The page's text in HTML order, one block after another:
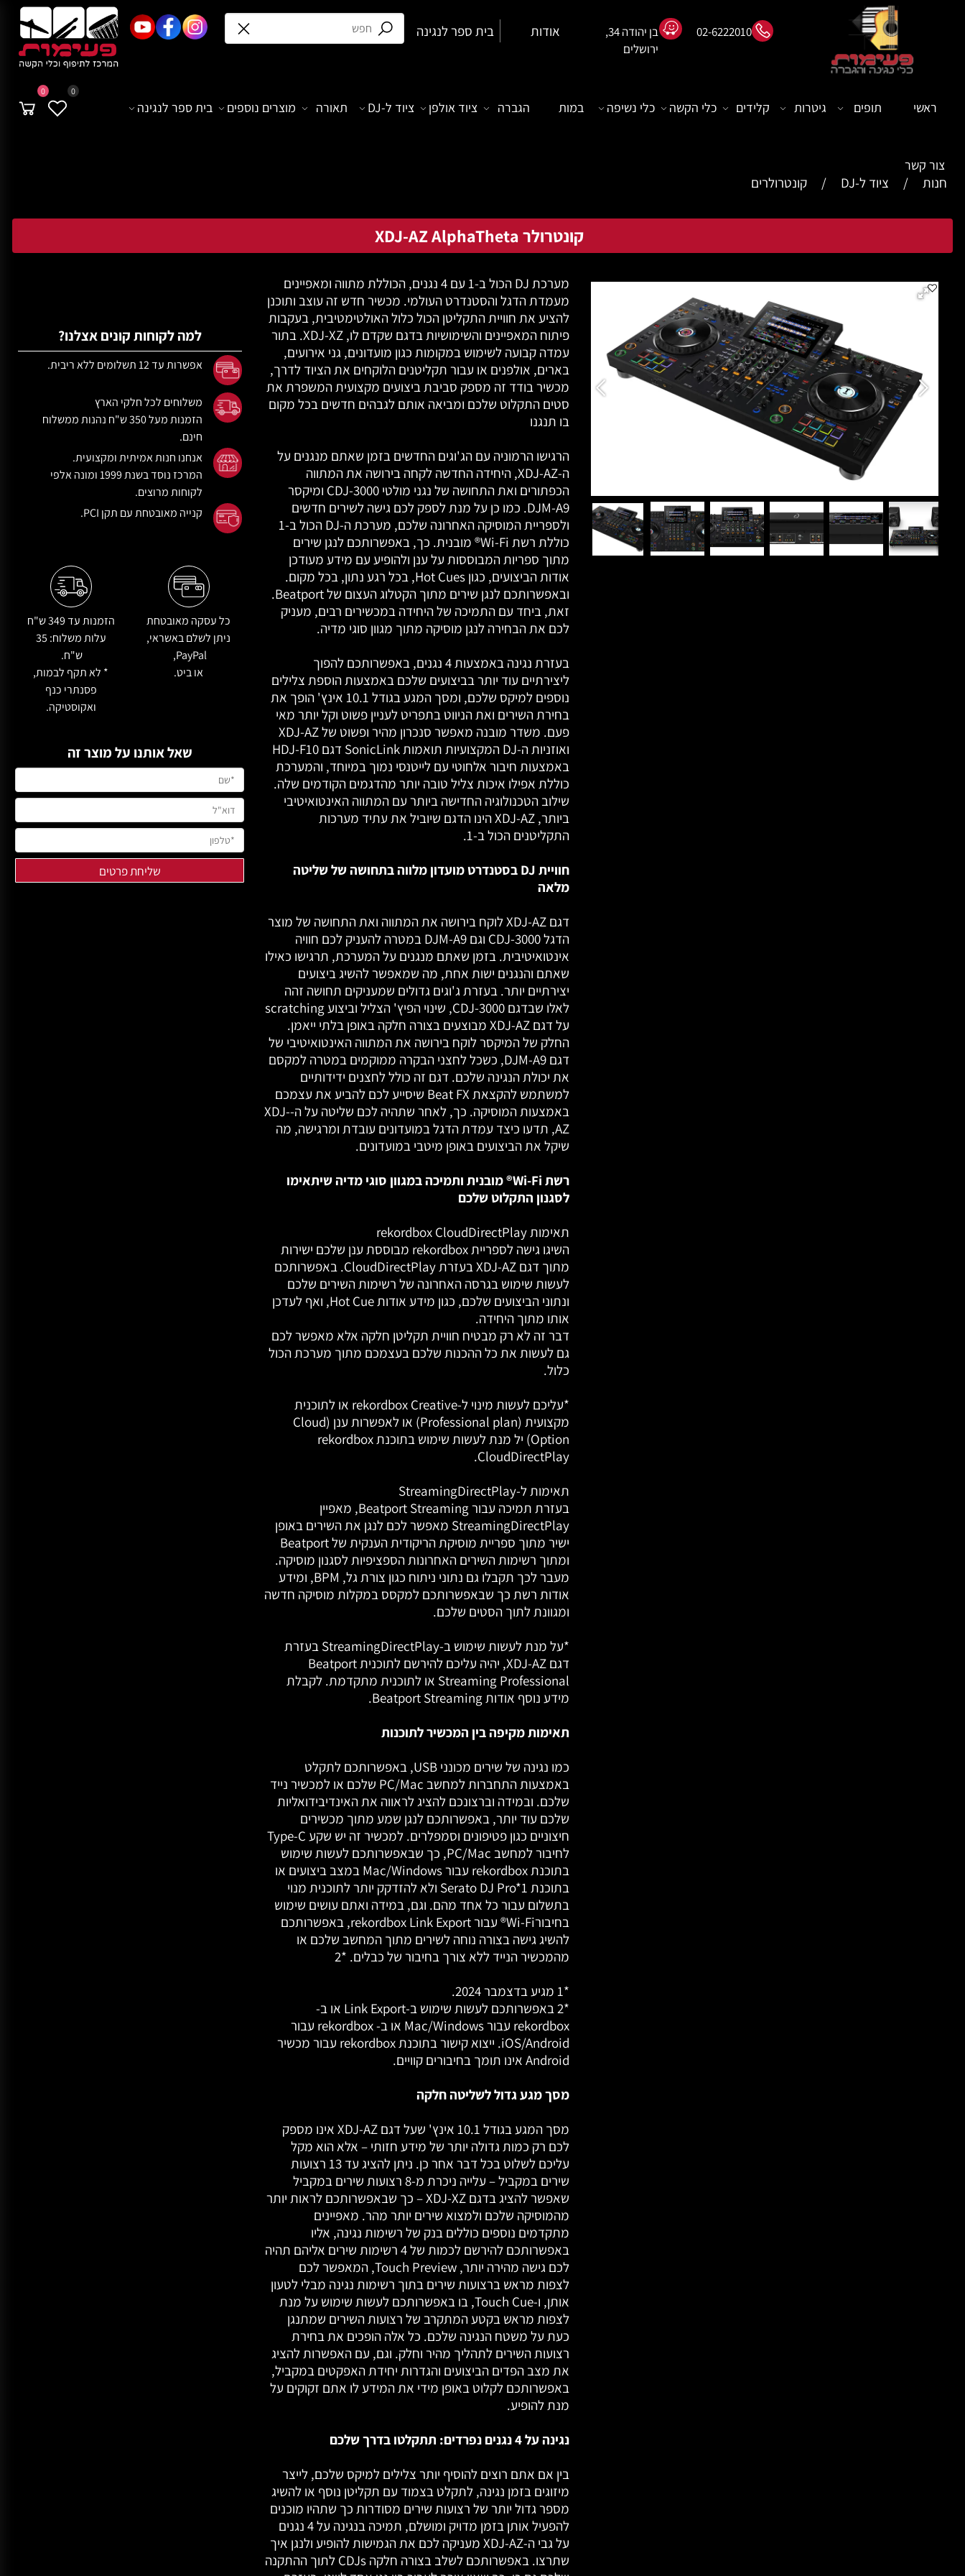
02-6222010
בן יהודה 34,
ירושלים
אודות בית ספר לנגינה
0 0
ראשי תופים גיטרות קלידים כלי הקשה כלי נשיפה במות הגברה ציוד אולפן ציוד ל-DJ תאורה מוצרים נוספים בית ספר לנגינה
צור קשר
חנות / ציוד ל-DJ / קונטרולרים
קונטרולר XDJ-AZ AlphaTheta
מערכת DJ הכול ב-1 עם 4 נגנים, הכוללת מתווה ומאפיינים
מעמדת הדגל והסטנדרט העולמי. מכשיר חדש זה עוצב ותוכנן
להציע את חוויית התקליטן הכול כלול האולטימטיבית, בעקבות
פיתוח המאפיינים והשימושיות בדגם שקדם לו, XDJ-XZ. בתור
עמדה קבועה לשימוש במקומות כגון מועדונים, גני אירועים,
בארים, אולפנים או עבור תקליטנים הלוקחים את הציוד לדרך,
מכשיר בודד זה מספק סביבת ביצועים מקצועית המשפרת את
סטים התקלוט שלכם ומביאה אותם לגבהים חדשים בכל מקום
בו תנגנו
הרגישו הרמוניה עם הג'וגים החדשים בזמן שאתם מנגנים על
ה-XDJ-AZ, היחידה החדשה לקחה בירושה את המתווה
הכפתורים ואת התחושה של נגני מולטי CDJ-3000 ומיקסר
DJM-A9. כמו כן על מנת לספק לכם גישה לשירים חדשים
ולספריית המוסיקה האחרונה שלכם, מערכת ה-DJ הכול ב-1
כוללת רשת Wi-Fi® מובנית. כך, באפשרותכם לנגן שירים
מתוך ספריות המבוססות על ענן ולהופיע עם מידע מעודכן
אודות הביצועים, כגון Hot Cues, בכל רגע נתון, בכל מקום.
ובאפשרותכם לנגן שירים מתוך הקטלוג העצום של Beatport.
זאת, ביחד עם התמיכה של היחידה במכשירים רבים, מעניק
לכם את הבחירה לנגן מוסיקה מתוך מגוון סוגי מדיה.
בעזרת נגינה באמצעות 4 נגנים, באפשרותכם להפוך
ליצירתיים עוד יותר בביצועים שלכם באמצעות הוספת צלילים
נוספים למיקס שלכם, ומסך המגע בגודל 10.1 אינץ' הופך את
בחירת השירים ואת הניווט בתפריט לעניין פשוט וקל יותר מאי
פעם. משדר מובנה מאפשר סנכרון מהיר ופשוט של XDJ-AZ
ואוזניות ה-DJ המקצועיות תואמות SonicLink דגם HDJ-F10
באמצעות חיבור אלחוטי עם לייטנסי נמוך במיוחד, והמערכת
כוללת אפילו איכות צליל טובה יותר מהדגמים הקודמים שלה.
שילוב הטכנולוגיה החדישה ביותר עם המתווה האינטואיטיבי
ביותר, XDJ-AZ הינו הדגם שיוביל את עתיד מערכות
התקליטנים הכול ב-1.
חוויית DJ בסטנדרט מועדון מלווה בתחושה של שליטה
מלאה
דגם XDJ-AZ לוקח בירושה את המתווה ואת התחושה של מוצר
הדגל CDJ-3000 וגם DJM-A9 במטרה להעניק לכם חוויה
אינטואיטיבית. בזמן שאתם מנגנים על המערכת, תרגישו כאילו
שאתם והנגנים ישות אחת, מה שמאפשר להשיג ביצועים
יצירתיים יותר. בעזרת ג'וגים גדולים שמעניקים תחושה זהה
לאלו שבדגם CDJ-3000, שינוי הפיץ' הצליל וביצוע scratching
על דגם XDJ-AZ מבוצעים בצורה חלקה באופן בלתי ייאמן.
החלק של המיקסר לוקח בירושה את המתווה האינטואיטיבי של
דגם DJM-A9, כשכל לחצני הבקרה ממוקמים במטרה למקסם
את יכולת הנגינה שלכם. דגם זה כולל לחצנים ידידותיים
למשתמש להקצאת Beat FX שיסייע לכם להביע את עצמכם
באמצעות המוסיקה. כך, לאחר שתהיה לכם שליטה על ה-XDJ-
AZ, תדעו כיצד עמדת הדגל במועדונים עובדת ומרגישה, מה
שיקל את הביצועים באופן מיטבי במועדונים.
רשת Wi-Fi® מובנית ותמיכה במגוון סוגי מדיה שיתאימו
לסגנון התקלוט שלכם
תאימות rekordbox CloudDirectPlay
השיגו גישה לספריית rekordbox מבוססת ענן שלכם ישירות
מתוך דגם XDJ-AZ בעזרת CloudDirectPlay. באפשרותכם
לעשות שימוש בגרסה האחרונה של רשימות השירים שלכם
ונתוני הביצועים שלכם, כגון מידע אודות Hot Cue, ואף לעדכן
אותו מתוך היחידה.
דבר זה לא רק מבטיח חוויית תקליטן חלקה אלא מאפשר לכם
גם לעשות את כל ההכנות שלכם בעצמכם מתוך מערכת הכול
כלול.
*עליכם לעשות מינוי ל-rekordbox Creative או לתוכנית
מקצועית (Professional plan) או לאפשרות ענן (Cloud
Option) יל מנת לעשות שימוש בתוכנת rekordbox
CloudDirectPlay.
תאימות ל-StreamingDirectPlay
בעזרת תמיכה עבור Beatport Streaming, מאפיין
StreamingDirectPlay מאפשר לכם לנגן את השירים באופן
ישיר מתוך ספריית מוסיקת הריקודית הענקית של Beatport
ומתוך רשימות השירים האחרונות הספציפיות לסגנון מוסיקה.
מעבר לכך תקבלו גם נתוני ניתוח כגון צורת גל, BPM, ומידע
אודות רשת כך שבאפשרותכם למקסס במקלות מוסיקה חדשה
ומגוונת לתוך הסטים שלכם.
*על מנת לעשות שימוש ב-StreamingDirectPlay בעזרת
דגם XDJ-AZ, יהיה עליכם להירשם לתוכנית Beatport
Streaming Professional או לתוכנית מתקדמת. לקבלת
מידע נוסף אודות Beatport Streaming.
תאימות מקיפה בין המכשיר לתוכנות
כמו נגינה של שירים מכונני USB, באפשרותכם לתקלט
באמצעות התחברות למחשב PC/Mac שלכם או למכשיר נייד
שלכם. ובמידה וברצונכם להציג לראווה את האינדיבידואליות
שלכם עוד יותר, באפשרותכם לנגן שמע מתוך מכשירים
חיצוניים כגון פטיפונים וסמפלרים. למכשיר זה יש שקע Type-C
לחיבור למחשב PC/Mac, כך שבאפשרותכם לעשות שימוש
בתוכנת rekordbox עבור Mac/Windows במצב ביצועים או
בתוכנת Serato DJ Pro*1 ולא להזדקק יותר לתוכנית מנוי
בתשלום עבור כל אחד מהם. וגם, במידה ואתם עושים שימוש
בחיבורWi-Fi® עבור rekordbox Link Export, באפשרותכם
להשיג גישה בצורה נוחה לשירים מתוך המחשב שלכם או
מהמכשיר הנייד ללא צורך בחיבור של כבלים. *2
*1 מגיע בדצמבר 2024.
*2 באפשרותכם לעשות שימוש ב-Link Export או ב-
rekordbox עבור Mac/Windows או ב- rekordbox עבור
iOS/Android. ייצוא קישור בתוכנת rekordbox עבור מכשיר
Android אינו תומך בחיבורים קוויים.
מסך מגע גדול לשליטה חלקה
מסך המגע בגודל 10.1 אינץ' שעל דגם XDJ-AZ אינו מספק
לכם רק כמות גדולה יותר של מידע חזותי – אלא הוא מקל
עליכם לשלוט בכל דבר אחר כן. ניתן להציג עד 13 רצועות
שירים במקביל – עלייה ניכרת מ-8 רצועות שירים במקביל
שאפשר להציג בדגם XDJ-XZ – כך שבאפשרותכם לראות יותר
מהמוסיקה שלכם ולמצוא שירים יותר מהר. מאפיינים
מתקדמים נוספים כוללים בנק של רשימות נגינה, אליו
באפשרותכם להירשם לכמות של 4 רשימות שירים אליהם תהיה
לכם גישה מהירה יותר, Touch Preview, המאפשר לכם
לצפות מראש ברצועות שירים בתוך רשימות נגינה מבלי לטעון
אותן, ו-Touch Cue, בו באפשרותכם לעשות שימוש על מנת
לצפות מראש בקטע המתקרב של רצועות השירים שמתנגן
כעת על משטח הנגינה שלכם. כל אלה הופכים את בחירת
רצועות השירים לתהליך מהיר וחלק. וגם, עם האפשרות להציג
את מצב הפדים הביצועים והגדרות יחידת האפקטים במקביל,
באפשרותכם לקלוט באופן מידי את המידע לו אתם זקוקים על
מנת להופיע.
נגינה על 4 נגנים נפרדים: תתקלטו בדרך שלכם
בין אם אתם רוצים להוסיף יותר צלילים למיקס שלכם, לייצר
מיזוגים בזמן נגינה, לתקלט בצמוד עם תקליטן נוסף או להשיג
מספר גדול יותר של רצועות שירים מסודרות כך שתהיו מוכנים
להפעיל אותן בזמן מדויק ומושלם, תמיכה בנגינה על 4 נגנים
על גבי ה-XDJ-AZ מעניקה לכם את הגמישות להופיע ולנגן איך
שתרצו. באפשרותכם לשלב בצורה חלקה CDJs לתוך ההתקנה
למה לקוחות קונים אצלנו?
אפשרות עד 12 תשלומים ללא ריבית.
משלוחים לכל חלקי הארץ
הזמנות מעל 350 ש"ח
נהנות ממשלוח
חינם.
אנחנו חנות אמיתית ומקצועית.
המרכז נוסד בשנת 1999 ומונה אלפי
לקוחות מרוצים.
קנייה מאובטחת עם תקן PCI.
כל עסקה מאובטחת
ניתן לשלם באשראי,
PayPal,
או ביט.
הזמנות עד 349 ש"ח
עלות משלוח: 35
ש"ח.
‏* לא תקף לבמות,
פסנתרי כנף
ואקוסטיקה.
שאל אותנו על מוצר זה